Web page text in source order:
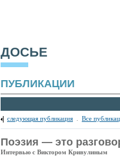
ДОСЬЕ
ПУБЛИКАЦИИ
следующая публикация Все
Поэзия — это
Интервью с Виктором Кривулиным